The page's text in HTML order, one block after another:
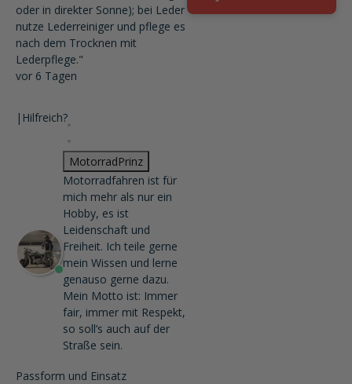
oder in direkter Sonne); bei Leder
nutze Lederreiniger und pflege es
nach dem Trocknen mit
Lederpflege."
vor 6 Tagen
| Hilfreich?
MotorradPrinz
Motorradfahren ist für
mich mehr als nur ein
Hobby, es ist
Leidenschaft und
Freiheit. Ich teile gerne
mein Wissen und lerne
genauso gerne dazu.
Mein Motto ist: Immer
fair, immer mit Respekt,
so soll’s auch auf der
Straße sein.
Passform und Einsatz